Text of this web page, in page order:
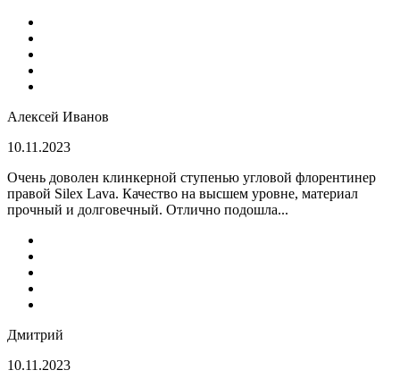
Алексей Иванов
10.11.2023
Очень доволен клинкерной ступенью угловой флорентинер
правой Silex Lava. Качество на высшем уровне, материал
прочный и долговечный. Отлично подошла...
Дмитрий
10.11.2023